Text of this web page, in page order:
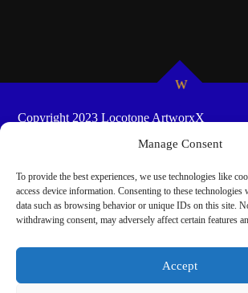
Manage Consent
To provide the best experiences, we use technologies like
access device information. Consenting to these
data such as browsing behavior or unique IDs on this site.
withdrawing consent, may adversely affect certain features
Accept
Copyright 2023 Locotone ArtworxX
SHOW-SCHEDULES